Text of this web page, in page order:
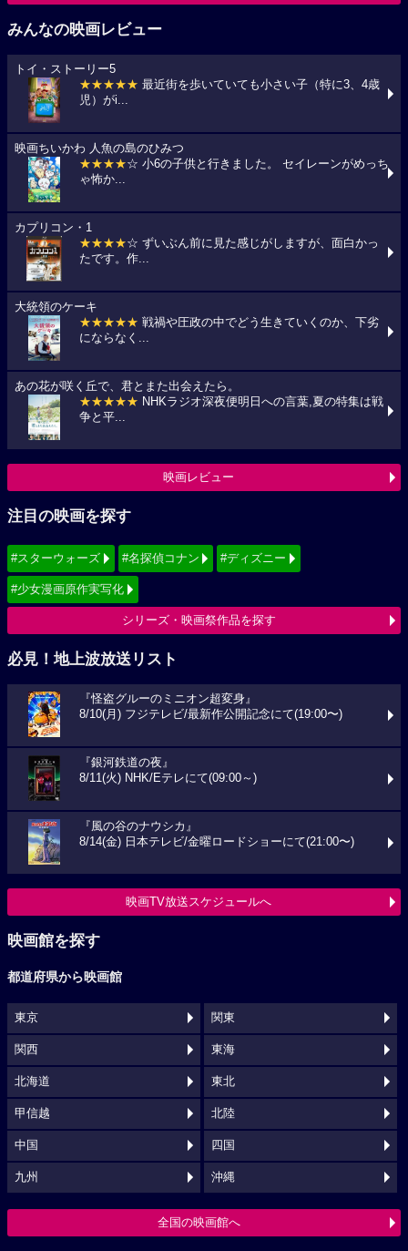
みんなの映画レビュー
トイ・ストーリー5
★★★★★ 最近街を歩いていても小さい子（特に3、4歳
児）がi...
映画ちいかわ 人魚の島のひみつ
★★★★☆ 小6の子供と行きました。 セイレーンがめっち
ゃ怖か...
カプリコン・1
★★★★☆ ずいぶん前に見た感じがしますが、面白かっ
たです。作...
大統領のケーキ
★★★★★ 戦禍や圧政の中でどう生きていくのか、下劣
にならなく...
あの花が咲く丘で、君とまた出会えたら。
★★★★★ NHKラジオ深夜便明日への言葉,夏の特集は戦
争と平...
映画レビュー
注目の映画を探す
#スターウォーズ #名探偵コナン #ディズニー
#少女漫画原作実写化
シリーズ・映画祭作品を探す
必見！地上波放送リスト
『怪盗グルーのミニオン超変身』
8/10(月) フジテレビ/最新作公開記念にて(19:00〜)
『銀河鉄道の夜』
8/11(火) NHK/Eテレにて(09:00～)
『風の谷のナウシカ』
8/14(金) 日本テレビ/金曜ロードショーにて(21:00〜)
映画TV放送スケジュールへ
映画館を探す
都道府県から映画館
東京 関東
関西 東海
北海道 東北
甲信越 北陸
中国 四国
九州 沖縄
全国の映画館へ